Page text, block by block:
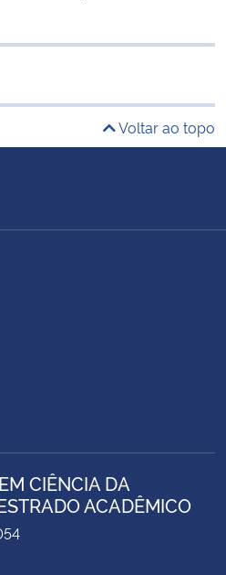
Voltar ao topo
CIÊNCIA DA
ACADÊMICO